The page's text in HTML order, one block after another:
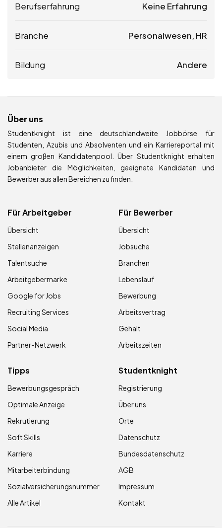
Berufserfahrung Keine Erfahrung
Branche Personalwesen, HR
Bildung Andere
Über uns
Studentknight ist eine deutschlandweite Jobbörse für
Studenten, Azubis und Absolventen und ein Karriereportal mit
einem großen Kandidatenpool. Über Studentknight erhalten
Jobanbieter die Möglichkeiten, geeignete Kandidaten und
Bewerber aus allen Bereichen zu finden.
Für Arbeitgeber
Übersicht
Stellenanzeigen
Talentsuche
Arbeitgebermarke
Google for Jobs
Recruiting Services
Social Media
Partner-Netzwerk
Für Bewerber
Übersicht
Jobsuche
Branchen
Lebenslauf
Bewerbung
Arbeitsvertrag
Gehalt
Arbeitszeiten
Tipps
Bewerbungsgespräch
Optimale Anzeige
Rekrutierung
Soft Skills
Karriere
Mitarbeiterbindung
Sozialversicherungsnummer
Alle Artikel
Studentknight
Registrierung
Über uns
Orte
Datenschutz
Bundesdatenschutz
AGB
Impressum
Kontakt